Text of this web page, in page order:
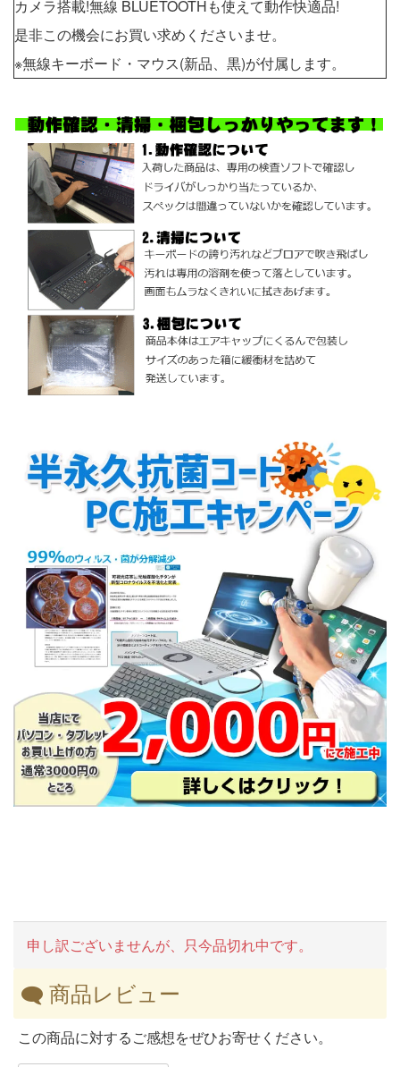
カメラ搭載!無線 BLUETOOTHも使えて動作快適品!
是非この機会にお買い求めくださいませ。
※無線キーボード・マウス(新品、黒)が付属します。
申し訳ございませんが、只今品切れ中です。
商品レビュー
この商品に対するご感想をぜひお寄せください。